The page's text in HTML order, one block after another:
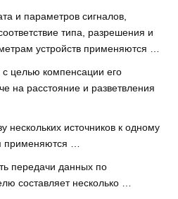
и параметров сигналов,
типа, разрешения и
устройств применяются …
целью компенсации его
на расстояние и разветвления
нескольких источников к одному
применяются …
передачи данных по
составляет несколько …